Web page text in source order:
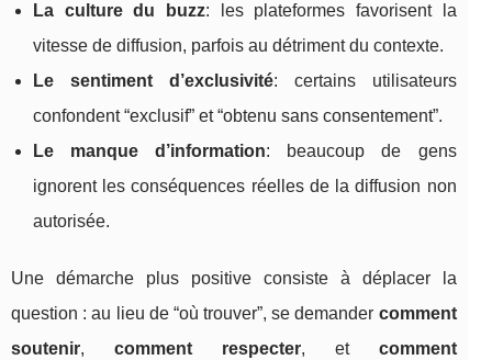
La culture du buzz: les plateformes favorisent la
vitesse de diffusion, parfois au détriment du contexte.
Le sentiment d’exclusivité: certains utilisateurs
confondent “exclusif” et “obtenu sans consentement”.
Le manque d’information: beaucoup de gens
ignorent les conséquences réelles de la diffusion non
autorisée.
Une démarche plus positive consiste à déplacer la
question : au lieu de “où trouver”, se demander comment
soutenir, comment respecter, et comment